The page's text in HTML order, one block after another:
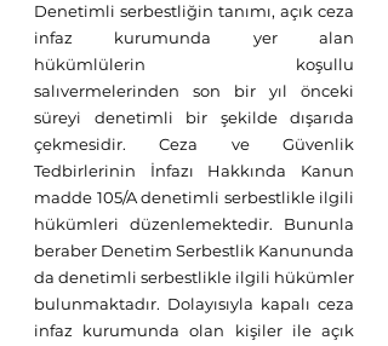
Denetimli serbestliğin tanımı, açık ceza
infaz kurumunda yer alan
hükümlülerin koşullu
salıvermelerinden son bir yıl önceki
süreyi denetimli bir şekilde dışarıda
çekmesidir. Ceza ve Güvenlik
Tedbirlerinin İnfazı Hakkında Kanun
madde 105/A denetimli serbestlikle ilgili
hükümleri düzenlemektedir. Bununla
beraber Denetim Serbestlik Kanununda
da denetimli serbestlikle ilgili hükümler
bulunmaktadır. Dolayısıyla kapalı ceza
infaz kurumunda olan kişiler ile açık